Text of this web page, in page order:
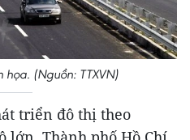
họa. (Nguồn: TTXVN)
triển đô thị theo